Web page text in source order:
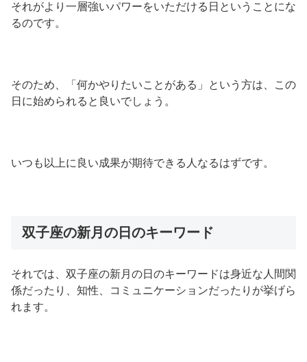
それがより一層強いパワーをいただける日ということにな
るのです。
そのため、「何かやりたいことがある」という方は、この
日に始められると良いでしょう。
いつも以上に良い成果が期待できる人なるはずです。
双子座の新月の日のキーワード
それでは、双子座の新月の日のキーワードは身近な人間関
係だったり、知性、コミュニケーションだったりが挙げら
れます。